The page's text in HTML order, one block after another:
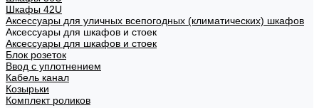
Шкафы 42U
Аксессуары для уличных всепогодных (климатических) шкафов
Аксессуары для шкафов и стоек
Аксессуары для шкафов и стоек
Блок розеток
Ввод с уплотнением
Кабель канал
Козырьки
Комплект роликов